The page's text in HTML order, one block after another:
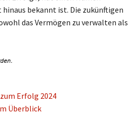
bekannt ist. Die zukünftigen
das Vermögen zu verwalten als
Erfolg 2024
Überblick